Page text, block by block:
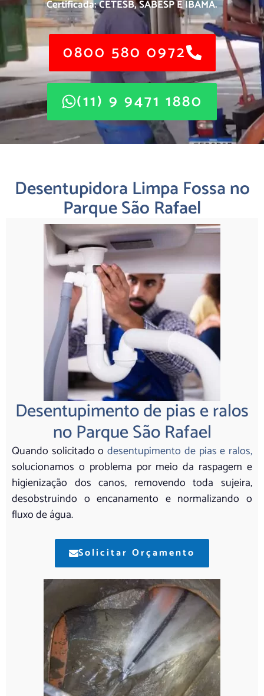
Certificada: CETESB, SABESP E IBAMA.
0800 580 0972
(11) 9 9471 1880
Desentupidora Limpa Fossa no
Parque São Rafael
Desentupimento de pias e ralos
no Parque São Rafael
Quando solicitado odesentupimento de pias e ralos,
solucionamos o problema por meio da raspagem e
higienização dos canos, removendo toda sujeira,
desobstruindo o encanamento e normalizando o
fluxo de água.
Solicitar Orçamento